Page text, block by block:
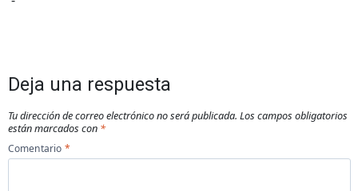
Deja una respuesta
Tu dirección de correo electrónico no será publicada. Los campos obligatorios
están marcados con *
Comentario *